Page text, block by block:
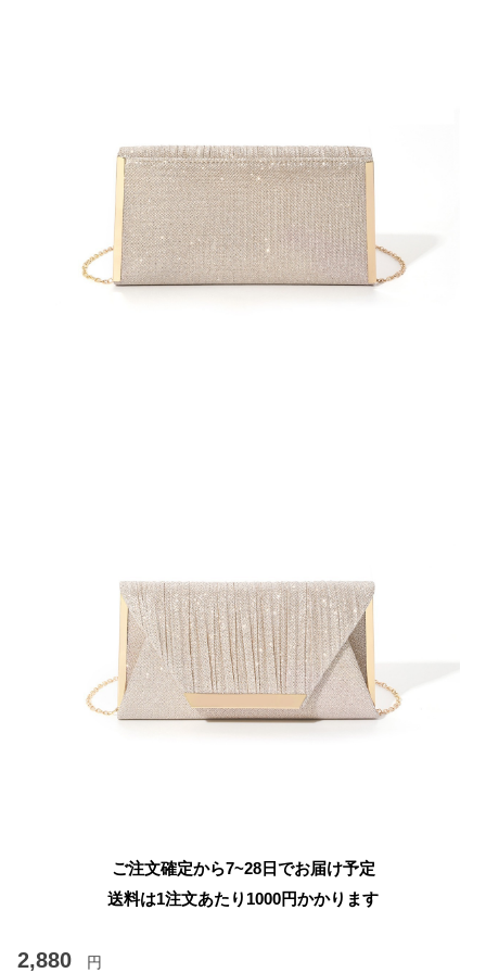
ご注文確定から7~28日でお届け予定
送料は1注文あたり 1000円かかります
2,880 円